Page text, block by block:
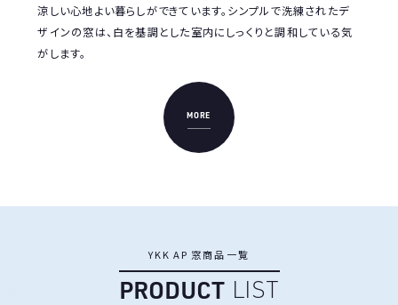
涼しい心地よい暮らしができています。シンプルで洗練されたデ
ザインの窓は、白を基調とした室内にしっくりと調和している気
がします。
MORE
YKK AP 窓商品 一覧
PRODUCT LIST